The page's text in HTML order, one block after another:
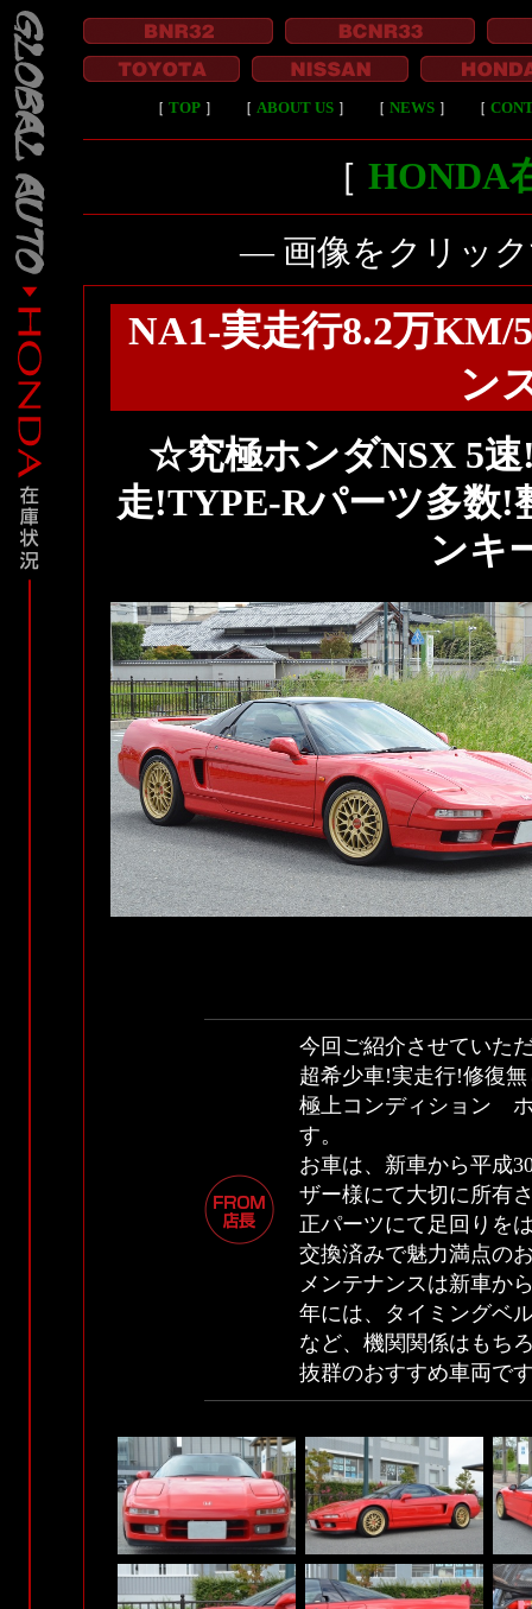
［ TOP］ ［ ABOUT US］ ［ NEWS］ ［
［ HONDA
― 画像をクリッ
NA1-実走行8.2万KM/
ン
☆究極ホンダNSX 5
走!TYPE-Rパーツ多数!
ンキ
今回ご紹介させていた
超希少車!実走行!修復
極上コンディション
す。
お車は、新車から平成
ザー様にて大切に所有
正パーツにて足回りを
交換済みで魅力満点の
メンテナンスは新車か
年には、タイミングベ
など、機関関係はもち
抜群のおすすめ車両で